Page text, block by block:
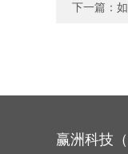
下一篇：
赢洲科技